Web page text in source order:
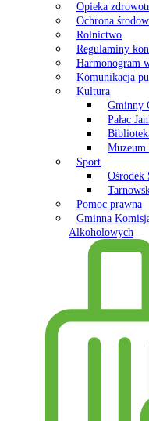
Opieka
Ochrona
Rolnictwo
Regulaminy
Harmonogram
Komunikacja
Kultura
Gminny
Pałac
Sport
Ośrodek
Pomoc prawna
Gminna
Alkoholowych